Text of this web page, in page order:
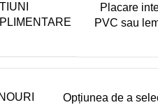
Placare
PVC sau
Opțiunea de a